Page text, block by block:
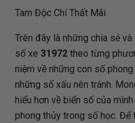
Tam Độc Chí Thất Mãi
Trên đây là những chia sẻ
số xe 31972theo từng
niệm về những con số
những số xấu nên tránh.
hiểu hơn về biển số của
phong thủy trong số học. Để